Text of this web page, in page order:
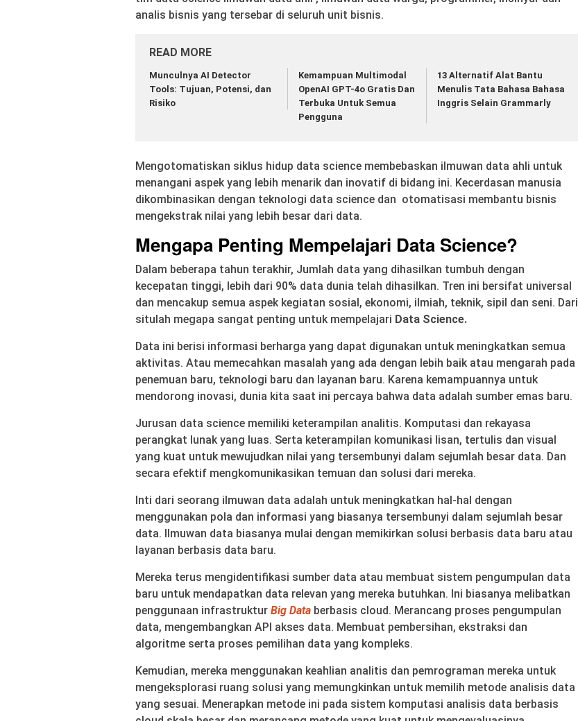
analis bisnis yang tersebar di seluruh unit bisnis.
READ MORE
Munculnya AI Detector
Tools: Tujuan, Potensi, dan
Risiko
Kemampuan Multimodal
OpenAI GPT-4o Gratis Dan
Terbuka Untuk Semua
Pengguna
13 Alternatif Alat Bantu
Menulis Tata Bahasa Bahasa
Inggris Selain Grammarly
Mengotomatiskan siklus hidup data science membebaskan ilmuwan data ahli untuk
menangani aspek yang lebih menarik dan inovatif di bidang ini. Kecerdasan manusia
dikombinasikan dengan teknologi data science dan otomatisasi membantu bisnis
mengekstrak nilai yang lebih besar dari data.
Mengapa Penting Mempelajari Data Science?
Dalam beberapa tahun terakhir, Jumlah data yang dihasilkan tumbuh dengan
kecepatan tinggi, lebih dari 90% data dunia telah dihasilkan. Tren ini bersifat universal
dan mencakup semua aspek kegiatan sosial, ekonomi, ilmiah, teknik, sipil dan seni. Dari
situlah megapa sangat penting untuk mempelajari Data Science.
Data ini berisi informasi berharga yang dapat digunakan untuk meningkatkan semua
aktivitas. Atau memecahkan masalah yang ada dengan lebih baik atau mengarah pada
penemuan baru, teknologi baru dan layanan baru. Karena kemampuannya untuk
mendorong inovasi, dunia kita saat ini percaya bahwa data adalah sumber emas baru.
Jurusan data science memiliki keterampilan analitis. Komputasi dan rekayasa
perangkat lunak yang luas. Serta keterampilan komunikasi lisan, tertulis dan visual
yang kuat untuk mewujudkan nilai yang tersembunyi dalam sejumlah besar data. Dan
secara efektif mengkomunikasikan temuan dan solusi dari mereka.
Inti dari seorang ilmuwan data adalah untuk meningkatkan hal-hal dengan
menggunakan pola dan informasi yang biasanya tersembunyi dalam sejumlah besar
data. Ilmuwan data biasanya mulai dengan memikirkan solusi berbasis data baru atau
layanan berbasis data baru.
Mereka terus mengidentifikasi sumber data atau membuat sistem pengumpulan data
baru untuk mendapatkan data relevan yang mereka butuhkan. Ini biasanya melibatkan
penggunaan infrastruktur Big Data berbasis cloud. Merancang proses pengumpulan
data, mengembangkan API akses data. Membuat pembersihan, ekstraksi dan
algoritme serta proses pemilihan data yang kompleks.
Kemudian, mereka menggunakan keahlian analitis dan pemrograman mereka untuk
mengeksplorasi ruang solusi yang memungkinkan untuk memilih metode analisis data
yang sesuai. Menerapkan metode ini pada sistem komputasi analisis data berbasis